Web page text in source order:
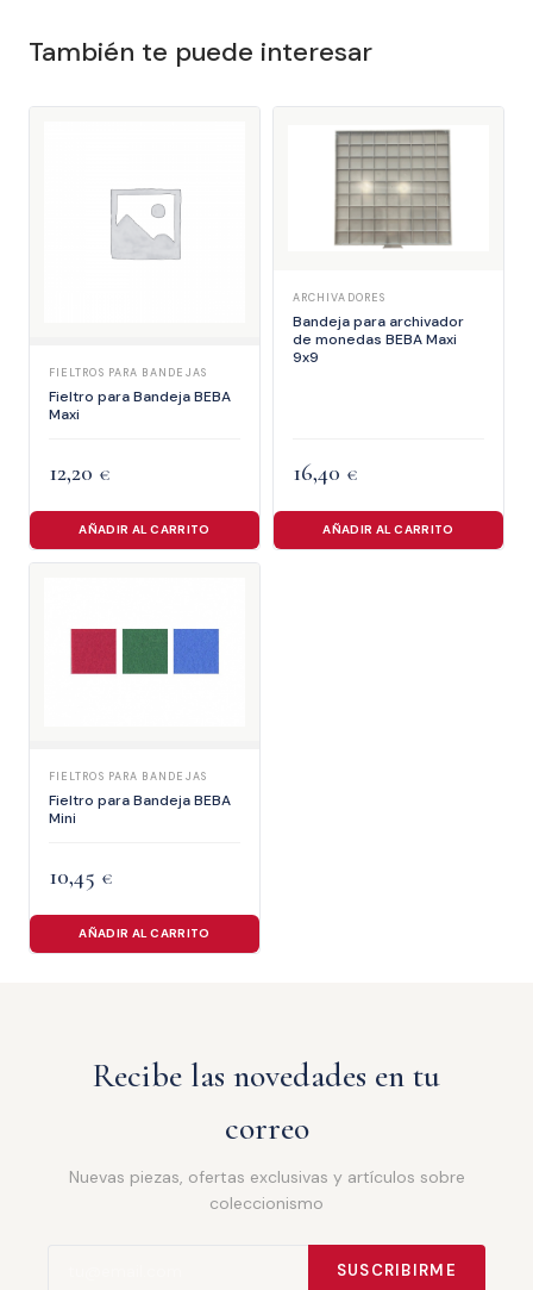
También te puede interesar
FIELTROS PARA BANDEJAS
Fieltro para Bandeja BEBA
Maxi
12,20 €
AÑADIR AL CARRITO
ARCHIVADORES
Bandeja para archivador
de monedas BEBA Maxi
9x9
16,40 €
AÑADIR AL CARRITO
FIELTROS PARA BANDEJAS
Fieltro para Bandeja BEBA
Mini
10,45 €
AÑADIR AL CARRITO
Recibe las novedades en tu
correo
Nuevas piezas, ofertas exclusivas y artículos sobre
coleccionismo
SUSCRIBIRME